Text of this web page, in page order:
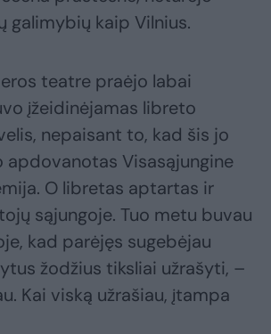
galimybių kaip Vilnius.
teatre praėjo labai
įžeidinėjamas libreto
nepaisant to, kad šis jo
apdovanotas Visasąjungine
O libretas aptartas ir
sąjungoje. Tuo metu buvau
kad parėjęs sugebėjau
žodžius tiksliai užrašyti, –
Kai viską užrašiau, įtampa